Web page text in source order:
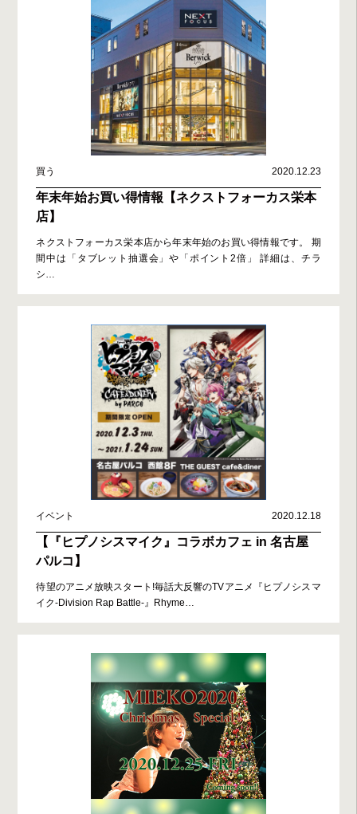
買う 2020.12.23
年末年始お買い得情報【ネクストフォーカス栄本
店】
ネクストフォーカス栄本店から年末年始のお買い得情報です。 期
間中は「タブレット抽選会」や「ポイント2倍」 詳細は、チラ
シ
イベント 2020.12.18
【『ヒプノシスマイク』コラボカフェ in 名古屋
パルコ】
待望のアニメ放映スタート!毎話大反響のTVアニメ『ヒプノシスマ
イク-Division Rap Battle-』Rhyme